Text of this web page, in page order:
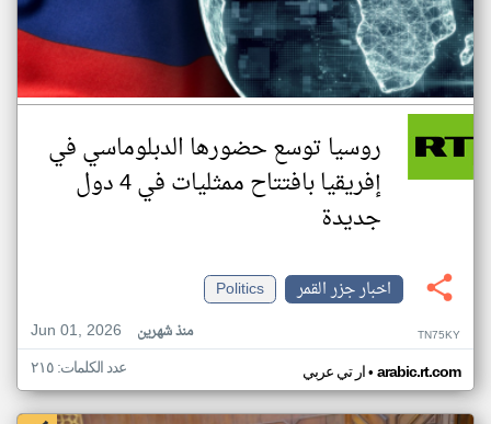
روسيا توسع حضورها الدبلوماسي في
إفريقيا بافتتاح ممثليات في 4 دول
جديدة
اخبار جزر القمر
Politics
Jun 01, 2026
منذ شهرين TN75KY
ار تي عربي• arabic.rt.com عدد الكلمات: ٢١٥